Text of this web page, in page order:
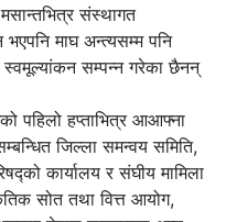
संस्थागत
भएपनि माघ अन्त्यसम्म पनि
सम्पन्न गरेका छैनन्
पहिलो हप्ताभित्र आआफ्ना
जिल्ला समन्वय समिति,
कार्यालय र संघीय मामिला
सोत तथा वित्त आयोग,